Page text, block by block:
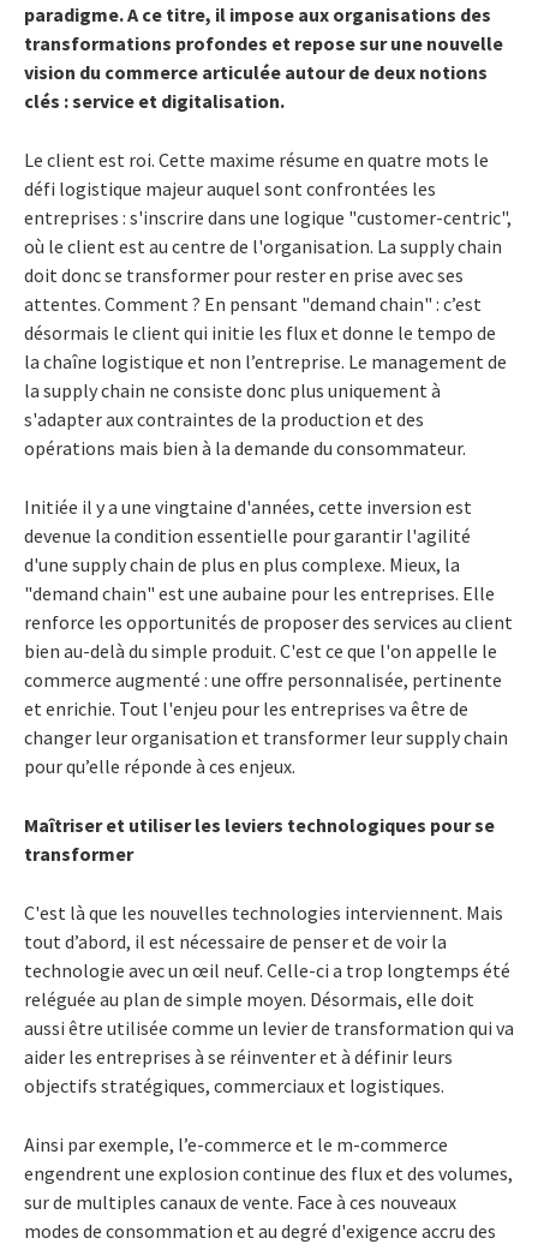
paradigme. A ce titre, il impose aux organisations des
transformations profondes et repose sur une nouvelle
vision du commerce articulée autour de deux notions
clés : service et digitalisation.
Le client est roi. Cette maxime résume en quatre mots le
défi logistique majeur auquel sont confrontées les
entreprises : s'inscrire dans une logique "customer-centric",
où le client est au centre de l'organisation. La supply chain
doit donc se transformer pour rester en prise avec ses
attentes. Comment ? En pensant "demand chain" : c’est
désormais le client qui initie les flux et donne le tempo de
la chaîne logistique et non l’entreprise. Le management de
la supply chain ne consiste donc plus uniquement à
s'adapter aux contraintes de la production et des
opérations mais bien à la demande du consommateur.
Initiée il y a une vingtaine d'années, cette inversion est
devenue la condition essentielle pour garantir l'agilité
d'une supply chain de plus en plus complexe. Mieux, la
"demand chain" est une aubaine pour les entreprises. Elle
renforce les opportunités de proposer des services au client
bien au-delà du simple produit. C'est ce que l'on appelle le
commerce augmenté : une offre personnalisée, pertinente
et enrichie. Tout l'enjeu pour les entreprises va être de
changer leur organisation et transformer leur supply chain
pour qu’elle réponde à ces enjeux.
Maîtriser et utiliser les leviers technologiques pour se
transformer
C'est là que les nouvelles technologies interviennent. Mais
tout d’abord, il est nécessaire de penser et de voir la
technologie avec un œil neuf. Celle-ci a trop longtemps été
reléguée au plan de simple moyen. Désormais, elle doit
aussi être utilisée comme un levier de transformation qui va
aider les entreprises à se réinventer et à définir leurs
objectifs stratégiques, commerciaux et logistiques.
Ainsi par exemple, l’e-commerce et le m-commerce
engendrent une explosion continue des flux et des volumes,
sur de multiples canaux de vente. Face à ces nouveaux
modes de consommation et au degré d'exigence accru des